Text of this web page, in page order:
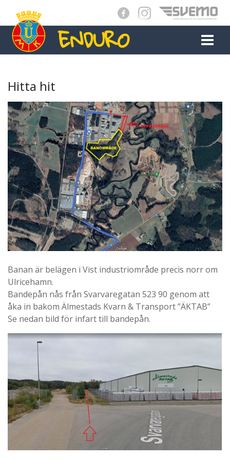
MAIN NAVIGATION
ENDURO
Hitta hit
Banan är belägen i Vist industriområde precis norr om
Ulricehamn.
Bandepån nås från Svarvaregatan 523 90 genom att
åka in bakom Älmestads Kvarn & Transport ”ÄKTAB”
Se nedan bild för infart till bandepån.